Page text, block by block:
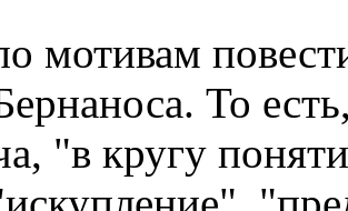
мотивам
То
"в кругу